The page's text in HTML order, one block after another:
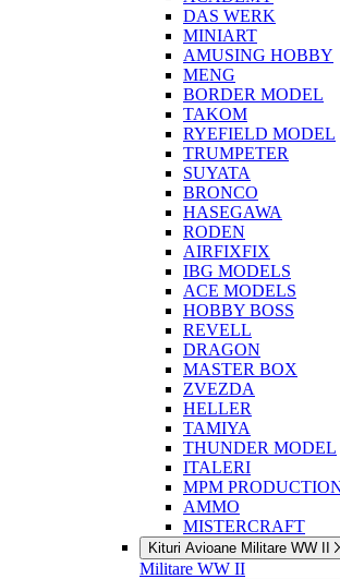
DAS WERK
MINIART
AMUSING HOBBY
MENG
BORDER MODEL
TAKOM
RYEFIELD MODEL
TRUMPETER
SUYATA
BRONCO
HASEGAWA
RODEN
AIRFIXFIX
IBG MODELS
ACE MODELS
HOBBY BOSS
REVELL
DRAGON
MASTER BOX
ZVEZDA
HELLER
TAMIYA
THUNDER MODEL
ITALERI
MPM
AMMO
MISTERCRAFT
Kituri Avioane Militare WW II
Militare WW II